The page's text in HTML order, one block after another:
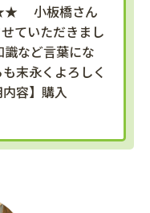
小板橋さん
ていただきまし
など言葉にな
末永くよろしく
容】購入